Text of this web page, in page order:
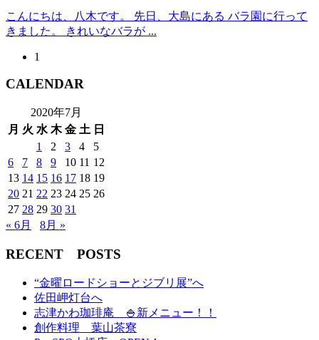
こんにちは、八木です。 先日、大島にある バラ園に行って
きました。 きれいなバラが ...
1
CALENDAR
2020年7月
月 火 水 木 金 土 日
1
2 3 4
5
6
7 8 9 10 11 12
13 14 15 16 17 18 19
20 21 22 23 24 25 26
27 28 29 30 31
« 6月
8月 »
RECENT POSTS
“金曜ロードショーとジブリ展”へ
佐田岬灯台へ
志津かわ珈琲庵 🍚新メニュー！！
創作料理 葉山茶寮